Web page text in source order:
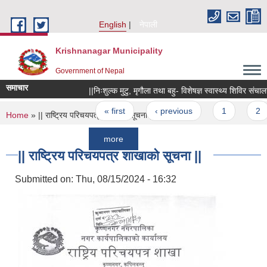
English
नेपाली
Krishnanagar Municipality
Government of Nepal
समाचार ||निःशुल्क मुटु, मृगौला तथा बहु- विशेषज्ञ स्वास्थ्य शिविर संचालन
Pages
« first ‹ previous
You are here
Home » || राष्ट्रिय परिचयपत्र शाखाको सूचना ||
|| राष्ट्रिय परिचयपत्र शाखाको सूचना ||
Submitted on: Thu, 08/15/2024 - 16:32